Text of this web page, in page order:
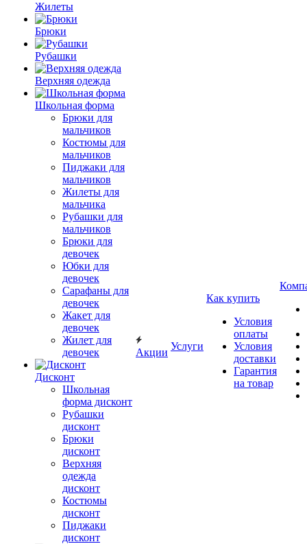
Жилеты
Брюки
Рубашки
Верхняя одежда
Школьная форма
Брюки для
мальчиков
Костюмы для
мальчиков
Пиджаки для
мальчиков
Жилеты для
мальчика
Рубашки для
мальчиков
Брюки для
девочек
Юбки для
девочек
Сарафаны для
девочек
Жакет для
девочек
Жилет для
девочек
Дисконт
Школьная
форма дисконт
Рубашки
дисконт
Брюки
дисконт
Верхняя
одежда
дисконт
Костюмы
дисконт
Пиджаки
дисконт
Акции
Услуги
Как купить
Условия
оплаты
Условия
доставки
Гарантия
на товар